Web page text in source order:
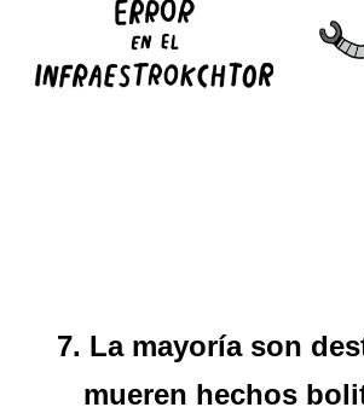
7. La mayoría son
mueren hechos